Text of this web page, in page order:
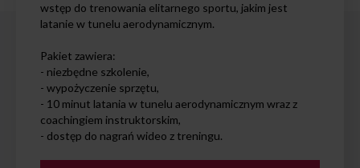
wstęp do trenowania elitarnego sportu, jakim jest
latanie w tunelu aerodynamicznym.
Pakiet zawiera:
- niezbędne szkolenie,
- wypożyczenie sprzętu,
- 10 minut latania w tunelu aerodynamicznym wraz z
coachingiem instruktorskim,
- dostęp do nagrań wideo z treningu.